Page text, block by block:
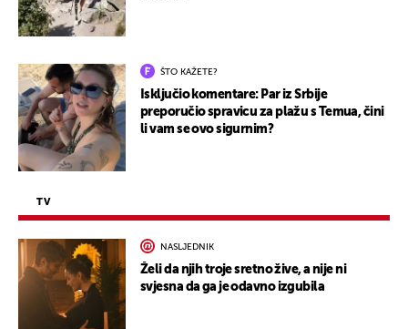
ŠTO KAŽETE?
Isključio komentare: Par iz Srbije
preporučio spravicu za plažu s Temua, čini
li vam se ovo sigurnim?
TV
NASLJEDNIK
Želi da njih troje sretno žive, a nije ni
svjesna da ga je odavno izgubila